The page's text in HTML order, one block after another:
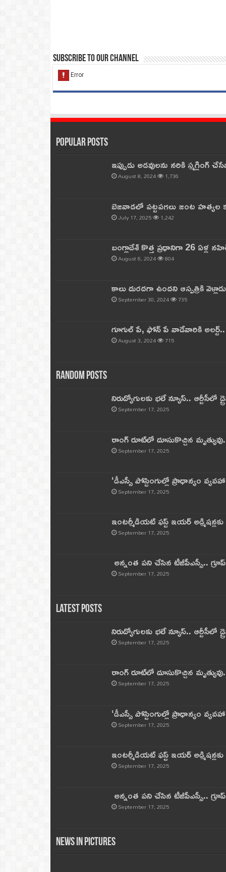
Subscribe to our Channel
Popular Posts
ఇప్పుడు అడవులను నరికి
August 8, 2024 1,736
బెజవాడలో పట్టపగలు జంట
July 17, 2025 1,242
బంగ్లాదేశ్ కొత్త ప్రధానిగా 26 ఏళ్ల
August 6, 2024 804
కాలు దురదగా ఉందని ఆస్పత్రికి
September 30, 2024 735
గూగుల్ పే, ఫోన్ పే వాడేవారికి
August 3, 2024 715
Random Posts
నిరుద్యోగులకు భలే న్యూస్.. ఆర్టీసీలో
September 17, 2025
రాంగ్ రూట్‌లో దూసుకొచ్చిన
September 17, 2025
‘డీఎస్సీ పోస్టింగుల్లో ప్రాధాన్యం
September 17, 2025
ఇంటర్మీడియట్ ఫస్ట్‌ ఇయర్‌
September 17, 2025
అన్నంత పని చేసిన టీజీపీఎస్సీ..
September 17, 2025
Latest Posts
నిరుద్యోగులకు భలే న్యూస్.. ఆర్టీసీలో
September 17, 2025
రాంగ్ రూట్‌లో దూసుకొచ్చిన
September 17, 2025
‘డీఎస్సీ పోస్టింగుల్లో ప్రాధాన్యం
September 17, 2025
ఇంటర్మీడియట్ ఫస్ట్‌ ఇయర్‌
September 17, 2025
అన్నంత పని చేసిన టీజీపీఎస్సీ..
September 17, 2025
News in Pictures